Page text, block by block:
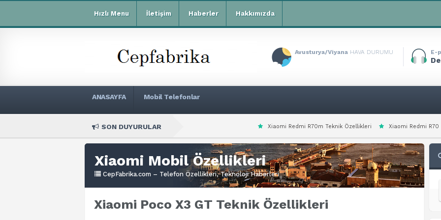
Hızlı Menu İletişim Haberler Hakkımızda
Avusturya/Viyana HAVA DURUMU E-
ANASAYFA Mobil Telefonlar
SON DUYURULAR Xiaomi Redmi R70m Teknik Özellikleri Xiaomi Redmi R70 Teknik Özellikleri
Xiaomi Mobil Özellikleri
CepFabrika.com – Telefon Özellikleri, Teknoloji Haberleri
Xiaomi Poco X3 GT Teknik Özellikleri